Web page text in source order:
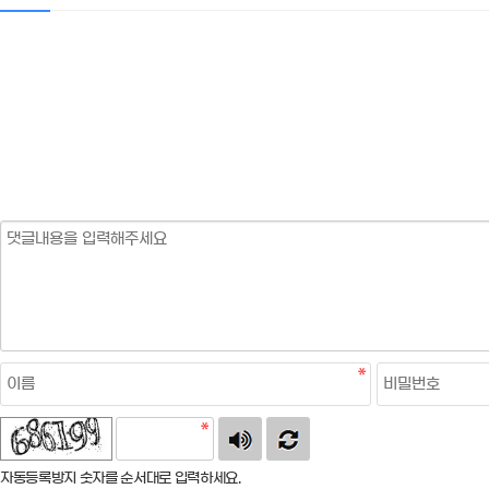
자동등록방지 숫자를 순서대로 입력하세요.